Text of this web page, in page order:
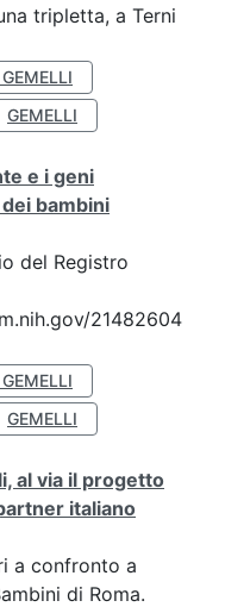
tripletta, a Terni
GEMELLI
e i geni
bambini
del Registro
21482604
GEMELLI
al via il progetto
italiano
a confronto a
di Roma.